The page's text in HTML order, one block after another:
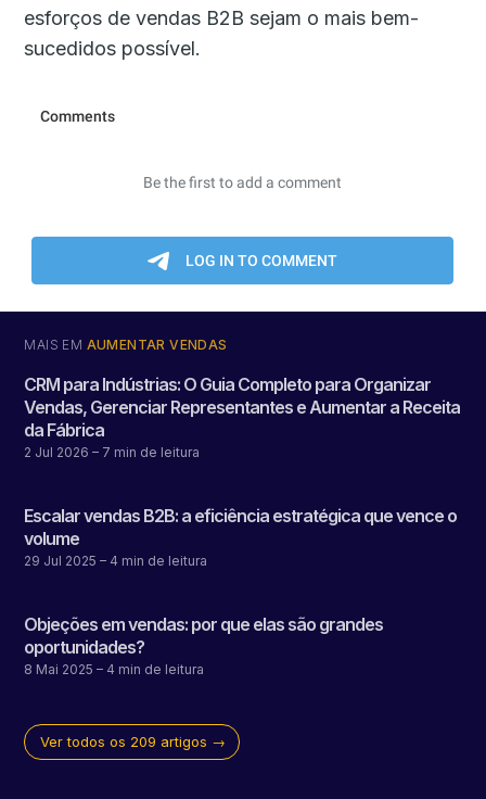
esforços de vendas B2B sejam o mais bem-
sucedidos possível.
MAIS EM AUMENTAR VENDAS
CRM para Indústrias: O Guia Completo para Organizar
Vendas, Gerenciar Representantes e Aumentar a Receita
da Fábrica
2 Jul 2026 – 7 min de leitura
Escalar vendas B2B: a eficiência estratégica que vence o
volume
29 Jul 2025 – 4 min de leitura
Objeções em vendas: por que elas são grandes
oportunidades?
8 Mai 2025 – 4 min de leitura
Ver todos os 209 artigos →